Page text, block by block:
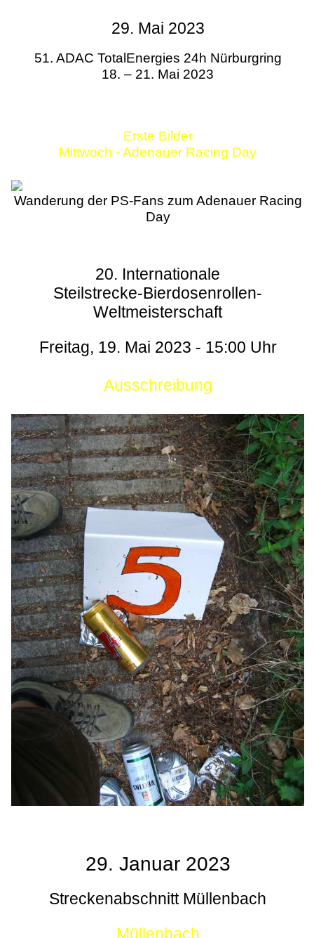
29. Mai 2023
51. ADAC TotalEnergies 24h Nürburgring
18. – 21. Mai 2023
Erste Bilder
Mittwoch - Adenauer Racing Day
Wanderung der PS-Fans zum Adenauer Racing
Day
20. Internationale
Steilstrecke-Bierdosenrollen-
Weltmeisterschaft
Freitag, 19. Mai 2023 - 15:00 Uhr
Ausschreibung
29. Januar 2023
Streckenabschnitt Müllenbach
Müllenbach